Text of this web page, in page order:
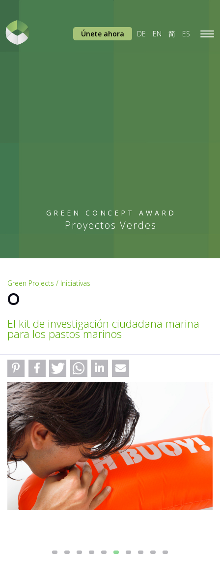
GREEN CONCEPT AWARD
Proyectos Verdes
Únete ahora DE EN 简 ES
Green Projects / Iniciativas
O
El kit de investigación ciudadana marina
para los pastos marinos